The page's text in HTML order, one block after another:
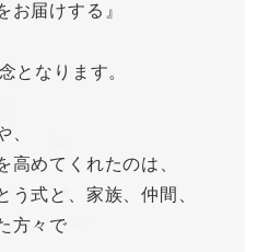
お届けする』
となります。
、
高めてくれたのは、
う式と、家族、仲間、
方々で